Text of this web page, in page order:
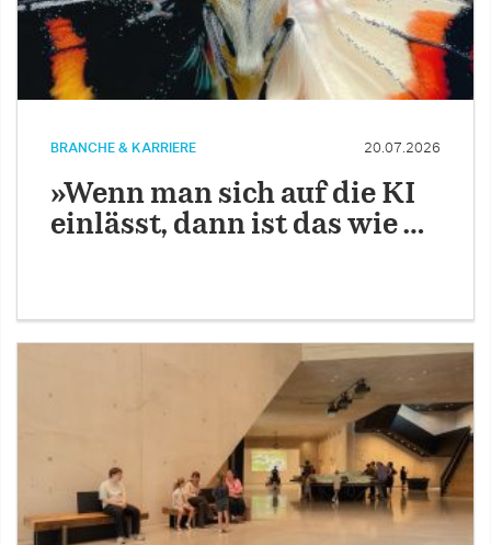
BRANCHE & KARRIERE 20.07.2026
»Wenn man sich auf die KI
einlässt, dann ist das wie …